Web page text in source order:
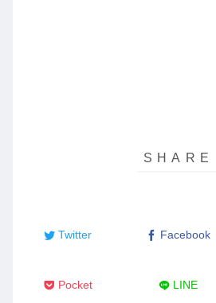
Twitter Facebook
Pocket LINE